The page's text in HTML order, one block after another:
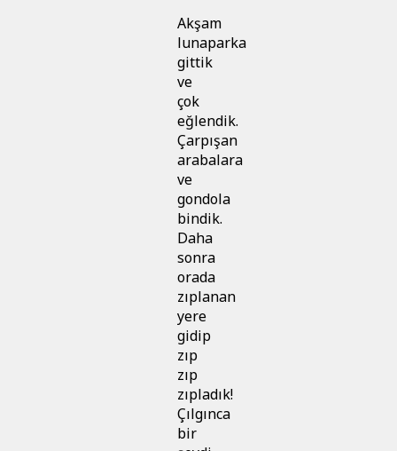
Akşam
lunaparka
gittik
ve
çok
eğlendik.
Çarpışan
arabalara
ve
gondola
bindik.
Daha
sonra
orada
zıplanan
yere
gidip
zıp
zıp
zıpladık!
Çılgınca
bir